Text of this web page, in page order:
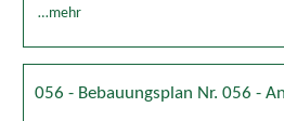
…mehr
056 - Bebauungsplan Nr. 056 -